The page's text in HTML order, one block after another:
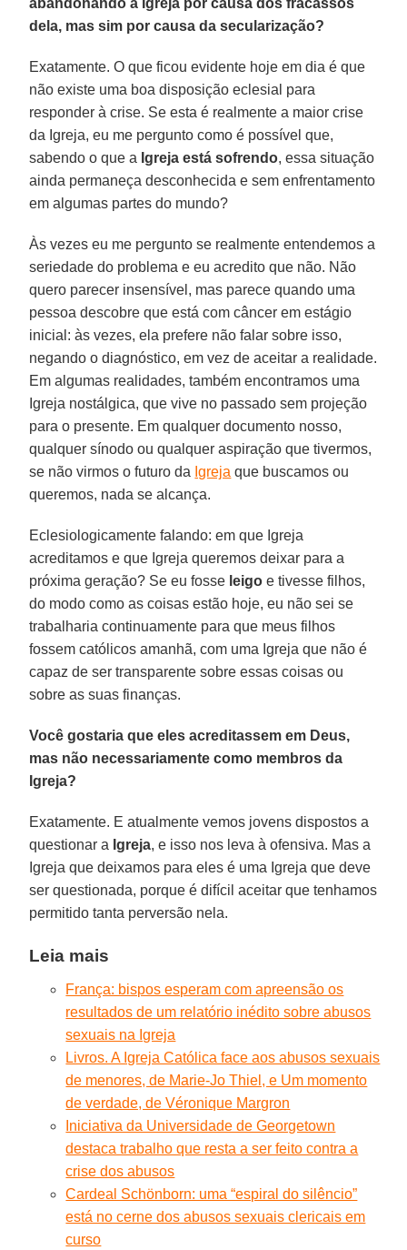
dela, mas sim por causa da secularização?
Exatamente. O que ficou evidente hoje em dia é que
não existe uma boa disposição eclesial para
responder à crise. Se esta é realmente a maior crise
da Igreja, eu me pergunto como é possível que,
sabendo o que a Igreja está sofrendo, essa situação
ainda permaneça desconhecida e sem enfrentamento
em algumas partes do mundo?
Às vezes eu me pergunto se realmente entendemos a
seriedade do problema e eu acredito que não. Não
quero parecer insensível, mas parece quando uma
pessoa descobre que está com câncer em estágio
inicial: às vezes, ela prefere não falar sobre isso,
negando o diagnóstico, em vez de aceitar a realidade.
Em algumas realidades, também encontramos uma
Igreja nostálgica, que vive no passado sem projeção
para o presente. Em qualquer documento nosso,
qualquer sínodo ou qualquer aspiração que tivermos,
se não virmos o futuro da Igreja que buscamos ou
queremos, nada se alcança.
Eclesiologicamente falando: em que Igreja
acreditamos e que Igreja queremos deixar para a
próxima geração? Se eu fosse leigo e tivesse filhos,
do modo como as coisas estão hoje, eu não sei se
trabalharia continuamente para que meus filhos
fossem católicos amanhã, com uma Igreja que não é
capaz de ser transparente sobre essas coisas ou
sobre as suas finanças.
Você gostaria que eles acreditassem em Deus,
mas não necessariamente como membros da
Igreja?
Exatamente. E atualmente vemos jovens dispostos a
questionar a Igreja, e isso nos leva à ofensiva. Mas a
Igreja que deixamos para eles é uma Igreja que deve
ser questionada, porque é difícil aceitar que tenhamos
permitido tanta perversão nela.
Leia mais
França: bispos esperam com apreensão os
resultados de um relatório inédito sobre abusos
sexuais na Igreja
Livros. A Igreja Católica face aos abusos sexuais
de menores, de Marie-Jo Thiel, e Um momento
de verdade, de Véronique Margron
Iniciativa da Universidade de Georgetown
destaca trabalho que resta a ser feito contra a
crise dos abusos
Cardeal Schönborn: uma “espiral do silêncio”
está no cerne dos abusos sexuais clericais em
curso